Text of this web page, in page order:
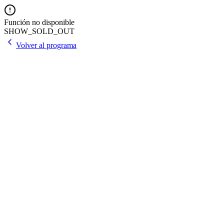
Función no disponible
SHOW_SOLD_OUT
Volver al programa